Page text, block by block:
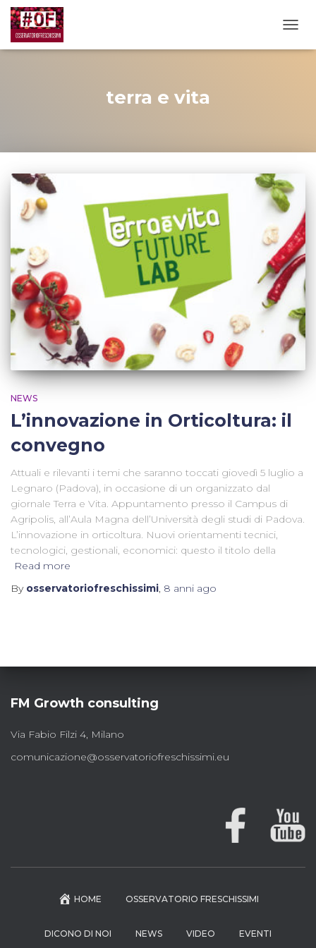
terra e vita
NEWS
L’innovazione in Orticoltura: il
convegno
Attuali e rilevanti i temi che saranno toccati giovedì 5 luglio a
Legnaro (Padova), in occasione di un organizzato dal
giornale Terra e Vita. Appuntamento presso il Campus di
Agripolis, all’Aula Magna dell’Università degli studi di Padova.
L’innovazione in orticoltura. Nuovi orientamenti tecnici,
tecnologici, gestionali, economici: questo il titolo della
Read more
By osservatoriofreschissimi, 8 anni ago
FM Growth consulting
Via Fabio Filzi 4, Milano
comunicazione@osservatoriofreschissimi.eu
HOME OSSERVATORIO FRESCHISSIMI
DICONO DI NOI NEWS VIDEO EVENTI